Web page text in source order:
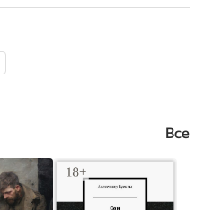
Все